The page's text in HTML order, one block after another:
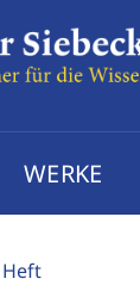
WERKE